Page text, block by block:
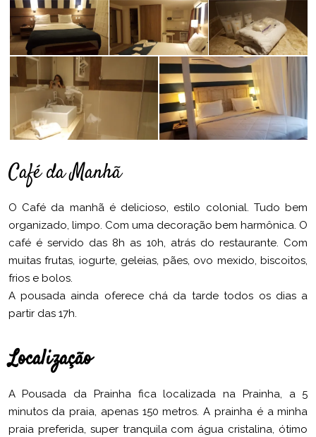
Café da Manhã
O Café da manhã é delicioso, estilo colonial. Tudo bem
organizado, limpo. Com uma decoração bem harmônica. O
café é servido das 8h as 10h, atrás do restaurante. Com
muitas frutas, iogurte, geleias, pães, ovo mexido, biscoitos,
frios e bolos.
A pousada ainda oferece chá da tarde todos os dias a
partir das 17h.
Localização
A Pousada da Prainha fica localizada na Prainha, a 5
minutos da praia, apenas 150 metros. A prainha é a minha
praia preferida, super tranquila com água cristalina, ótimo